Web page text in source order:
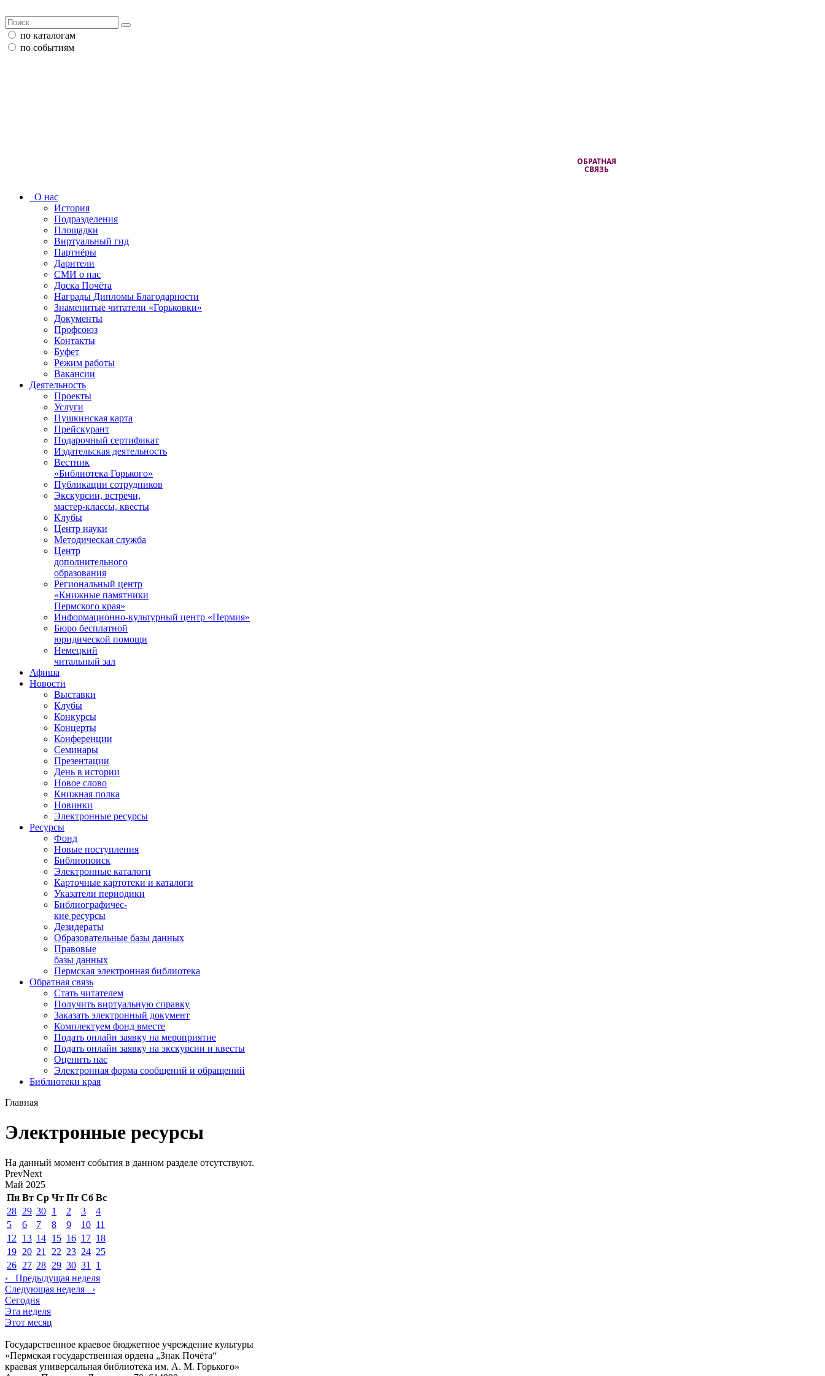
по каталогам
по событиям
ОБРАТНАЯ
СВЯЗЬ
О нас
История
Подразделения
Площадки
Виртуальный гид
Партнёры
Дарители
СМИ о нас
Доска Почёта
Награды Дипломы Благодарности
Знаменитые читатели «Горьковки»
Документы
Профсоюз
Контакты
Буфет
Режим работы
Вакансии
Деятельность
Проекты
Услуги
Пушкинская карта
Прейскурант
Подарочный сертификат
Издательская деятельность
Вестник
«Библиотека Горького»
Публикации сотрудников
Экскурсии, встречи,
мастер-классы, квесты
Клубы
Центр науки
Методическая служба
Центр
дополнительного
образования
Региональный центр
«Книжные памятники
Пермского края»
Информационно-культурный центр «Пермия»
Бюро бесплатной
юридической помощи
Немецкий
читальный зал
Афиша
Новости
Выставки
Клубы
Конкурсы
Концерты
Конференции
Семинары
Презентации
День в истории
Новое слово
Книжная полка
Новинки
Электронные ресурсы
Ресурсы
Фонд
Новые поступления
Библиопоиск
Электронные каталоги
Карточные картотеки и каталоги
Указатели периодики
Библиографичес-
кие ресурсы
Дезидераты
Образовательные базы данных
Правовые
базы данных
Пермская электронная библиотека
Обратная связь
Стать читателем
Получить виртуальную справку
Заказать электронный документ
Комплектуем фонд вместе
Подать онлайн заявку на мероприятие
Подать онлайн заявку на экскурсии и квесты
Оценить нас
Электронная форма сообщений и обращений
Библиотеки края
Главная
Электронные ресурсы
На данный момент события в данном разделе отсутствуют.
PrevNext
Май 2025
Пн Вт Ср Чт Пт Сб Вс
28 29 30 1 2 3
4
5
6 7 8 9 10 11
12
13 14 15 16 17 18
19 20 21 22 23 24 25
26 27 28 29 30 31
1
‹ Предыдущая неделя
Следующая неделя ›
Сегодня
Эта неделя
Этот месяц
Государственное краевое бюджетное учреждение культуры
«Пермская государственная ордена „Знак Почёта“
краевая универсальная библиотека им. А. М. Горького»